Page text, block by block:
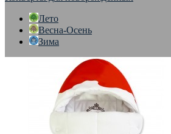
Лето
Весна-Осень
Зима